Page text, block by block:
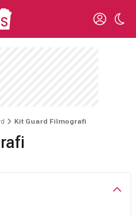
Kit Guard Filmografi